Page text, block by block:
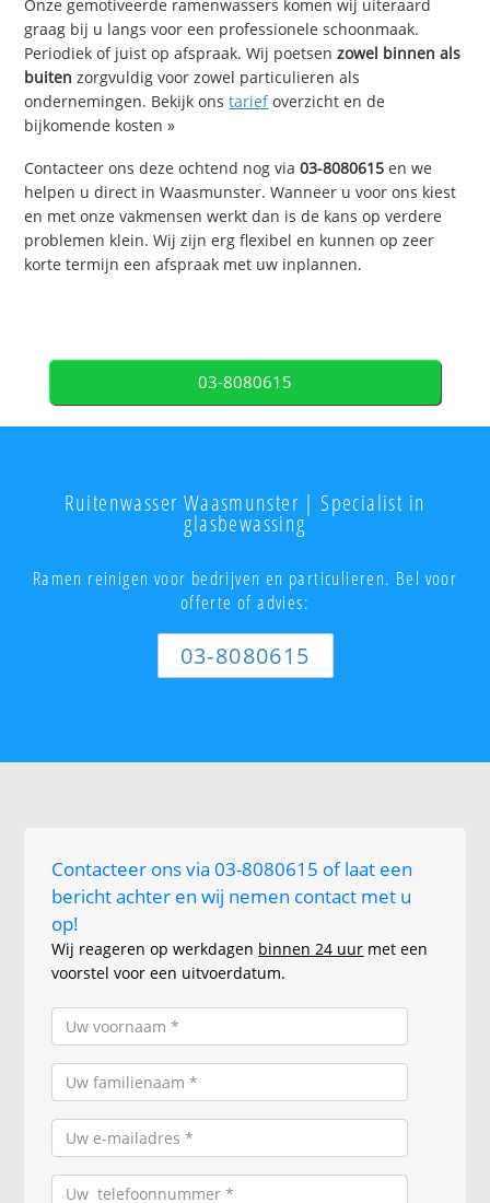
Onze gemotiveerde ramenwassers komen wij uiteraard
graag bij u langs voor een professionele schoonmaak.
Periodiek of juist op afspraak. Wij poetsenzowel binnen als
buiten zorgvuldig voor zowel particulieren als
ondernemingen. Bekijk onstariefoverzicht en de
bijkomende kosten »
Contacteer ons deze ochtend nog via03-8080615 en we
helpen u direct in Waasmunster. Wanneer u voor ons kiest
en met onze vakmensen werkt dan is de kans op verdere
problemen klein. Wij zijn erg flexibel en kunnen op zeer
korte termijn een afspraak met uw inplannen.
03-8080615
Ruitenwasser Waasmunster | Specialist in
glasbewassing
Ramen reinigen voor bedrijven en particulieren. Bel voor
offerte of advies:
03-8080615
Contacteer ons via 03-8080615 of laat een
bericht achter en wij nemen contact met u
op!
Wij reageren op werkdagen binnen 24 uur met een
voorstel voor een uitvoerdatum.